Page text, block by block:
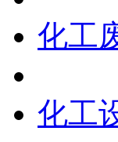
化工
化工